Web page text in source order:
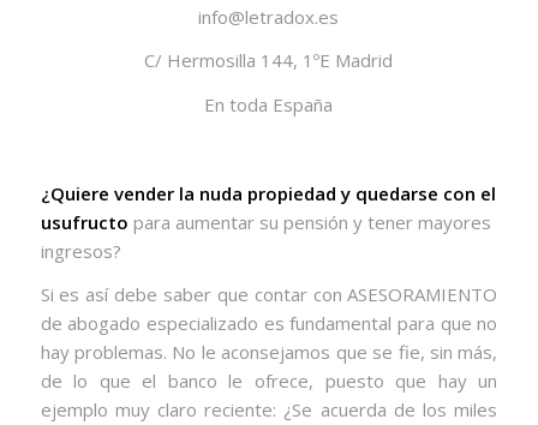
info@letradox.es
C/ Hermosilla 144, 1ºE Madrid
En toda España
¿Quiere vender la nuda propiedad y quedarse con el
usufructo para aumentar su pensión y tener mayores
ingresos?
Si es así debe saber que contar con ASESORAMIENTO
de abogado especializado es fundamental para que no
hay problemas. No le aconsejamos que se fie, sin más,
de lo que el banco le ofrece, puesto que hay un
ejemplo muy claro reciente: ¿Se acuerda de los miles